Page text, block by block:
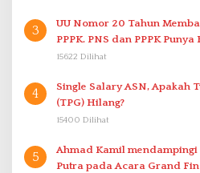
3
UU Nomor 20 Tahun
PPPK. PNS dan PPPK
15622 Dilihat
4
Single Salary ASN, Apakah
(TPG) Hilang?
15400 Dilihat
5
Ahmad Kamil mendampingi Langsung Dike Mandala
Putra pada Acara Grand